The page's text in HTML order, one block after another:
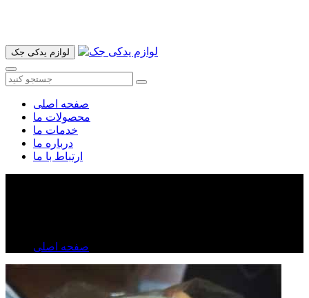
لوازم یدکی جک
صفحه اصلی
محصولات ما
خدمات ما
درباره ما
ارتباط با ما
صفحه اصلی